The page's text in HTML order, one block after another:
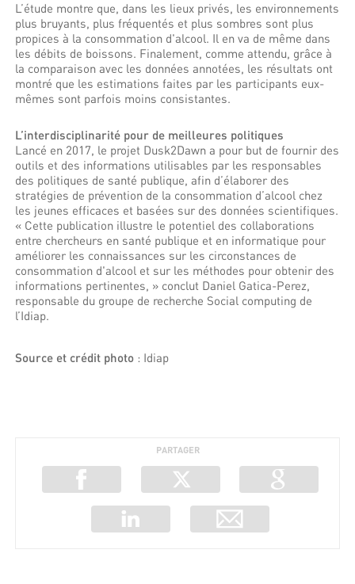
L’étude montre que, dans les lieux privés, les environnements
plus bruyants, plus fréquentés et plus sombres sont plus
propices à la consommation d'alcool. Il en va de même dans
les débits de boissons. Finalement, comme attendu, grâce à
la comparaison avec les données annotées, les résultats ont
montré que les estimations faites par les participants eux-
mêmes sont parfois moins consistantes.
L’interdisciplinarité pour de meilleures politiques
Lancé en 2017, le projet Dusk2Dawn a pour but de fournir des
outils et des informations utilisables par les responsables
des politiques de santé publique, afin d’élaborer des
stratégies de prévention de la consommation d’alcool chez
les jeunes efficaces et basées sur des données scientifiques.
« Cette publication illustre le potentiel des collaborations
entre chercheurs en santé publique et en informatique pour
améliorer les connaissances sur les circonstances de
consommation d'alcool et sur les méthodes pour obtenir des
informations pertinentes, » conclut Daniel Gatica-Perez,
responsable du groupe de recherche Social computing de
l’Idiap.
Source et crédit photo: Idiap
PARTAGER